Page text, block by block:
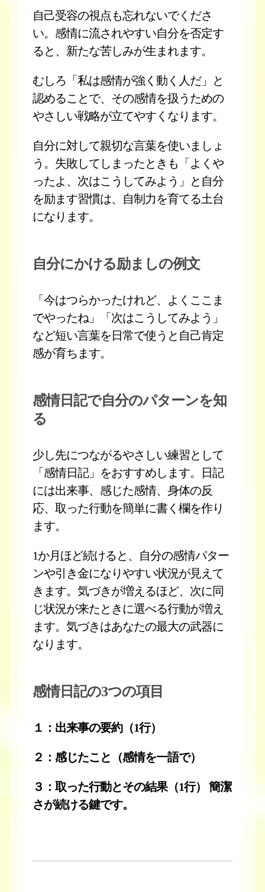
自己受容の視点も忘れないでくださ
い。感情に流されやすい自分を否定す
ると、新たな苦しみが生まれます。
むしろ「私は感情が強く動く人だ」と
認めることで、その感情を扱うための
やさしい戦略が立てやすくなります。
自分に対して親切な言葉を使いましょ
う。失敗してしまったときも「よくや
ったよ、次はこうしてみよう」と自分
を励ます習慣は、自制力を育てる土台
になります。
自分にかける励ましの例文
「今はつらかったけれど、よくここま
でやったね」「次はこうしてみよう」
など短い言葉を日常で使うと自己肯定
感が育ちます。
感情日記で自分のパターンを知
る
少し先につながるやさしい練習として
「感情日記」をおすすめします。日記
には出来事、感じた感情、身体の反
応、取った行動を簡単に書く欄を作り
ます。
1か月ほど続けると、自分の感情パター
ンや引き金になりやすい状況が見えて
きます。気づきが増えるほど、次に同
じ状況が来たときに選べる行動が増え
ます。気づきはあなたの最大の武器に
なります。
感情日記の3つの項目
１：出来事の要約（1行）
２：感じたこと（感情を一語で）
３：取った行動とその結果（1行） 簡潔
さが続ける鍵です。